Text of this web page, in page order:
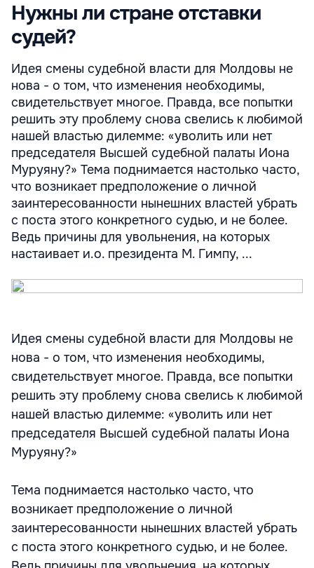
Нужны ли стране отставки
судей?
Идея смены судебной власти для Молдовы не
нова - о том, что изменения необходимы,
свидетельствует многое. Правда, все попытки
решить эту проблему снова свелись к любимой
нашей властью дилемме: «уволить или нет
председателя Высшей судебной палаты Иона
Муруяну?» Тема поднимается настолько часто,
что возникает предположение о личной
заинтересованности нынешних властей убрать
с поста этого конкретного судью, и не более.
Ведь причины для увольнения, на которых
настаивает и.о. президента М. Гимпу, ...
Идея смены судебной власти для Молдовы не
нова - о том, что изменения необходимы,
свидетельствует многое. Правда, все попытки
решить эту проблему снова свелись к любимой
нашей властью дилемме: «уволить или нет
председателя Высшей судебной палаты Иона
Муруяну?»
Тема поднимается настолько часто, что
возникает предположение о личной
заинтересованности нынешних властей убрать
с поста этого конкретного судью, и не более.